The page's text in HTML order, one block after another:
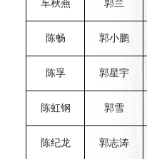
车秋燕 郭兰
陈畅 郭小鹏
陈孚 郭星宇
陈虹钢 郭雪
陈纪龙 郭志涛